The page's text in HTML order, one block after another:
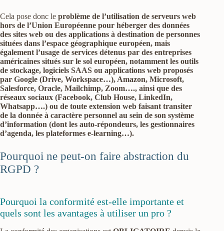
Cela pose donc le problème de l’utilisation de serveurs web
hors de l’Union Européenne pour héberger des données
des sites web ou des applications à destination de personnes
situées dans l’espace géographique européen, mais
également l’usage de services détenus par des entreprises
américaines situés sur le sol européen, notamment les outils
de stockage, logiciels SAAS ou applications web proposés
par Google (Drive, Workspace…), Amazon, Microsoft,
Salesforce, Oracle, Mailchimp, Zoom…., ainsi que des
réseaux sociaux (Facebook, Club House, LinkedIn,
Whatsapp….) ou de toute extension web faisant transiter
de la donnée à caractère personnel au sein de son système
d’information (dont les auto-répondeurs, les gestionnaires
d’agenda, les plateformes e-learning…).
Pourquoi ne peut-on faire abstraction du
RGPD ?
Pourquoi la conformité est-elle importante et
quels sont les avantages à utiliser un pro ?